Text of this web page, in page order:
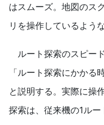
はスムーズ。地図のス
リを操作しているよう
ルート探索のスピー
「ルート探索にかかる
と説明する。実際に操
探索は、従来機の1ル